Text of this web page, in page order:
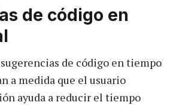
de código en
de código en tiempo
a medida que el usuario
ayuda a reducir el tiempo